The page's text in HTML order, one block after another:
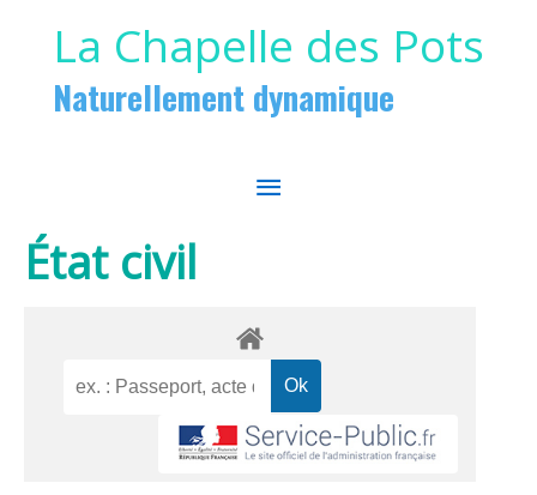
La Chapelle des Pots
Naturellement dynamique
MENU
État civil